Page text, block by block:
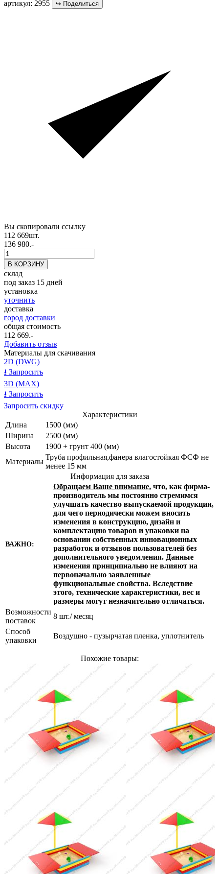
артикул: 2955 ↪ Поделиться
Вы скопировали ссылку
112 669шт.
136 980.-
склад
под заказ 15 дней
установка
уточнить
доставка
город доставки
общая стоимость
112 669.-
Добавить отзыв
Материалы для скачивания
2D (DWG)
⭳ Запросить
3D (MAX)
⭳ Запросить
Запросить скидку
Характеристики
Длина
1500 (мм)
Ширина
2500 (мм)
Высота
1900 + грунт 400 (мм)
Материалы
Труба профильная,фанера влагостойкая ФСФ не
менее 15 мм
Информация для заказа
ВАЖНО:
Обращаем Ваше внимание, что, как фирма-
производитель мы постоянно стремимся
улучшать качество выпускаемой продукции,
для чего периодически можем вносить
изменения в конструкцию, дизайн и
комплектацию товаров и упаковки на
основании собственных инновационных
разработок и отзывов пользователей без
дополнительного уведомления. Данные
изменения принципиально не влияют на
первоначально заявленные
функциональные свойства. Вследствие
этого, технические характеристики, вес и
размеры могут незначительно отличаться.
Возможности
поставок
8 шт./ месяц
Способ
упаковки
Воздушно - пузырчатая пленка, уплотнитель
Похожие товары: